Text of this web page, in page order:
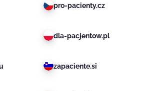
pro-pacienty.cz
dla-pacjentow.pl
zapaciente.si